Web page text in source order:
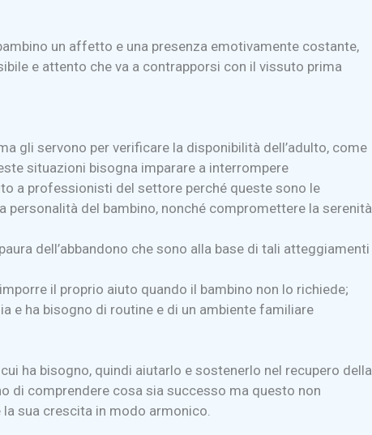
un affetto e una presenza emotivamente costante,
e attento che va a contrapporsi con il vissuto prima
gli servono per verificare la disponibilità dell’adulto, come
situazioni bisogna imparare a interrompere
a professionisti del settore perché queste sono le
del bambino, nonché compromettere la serenità
dell’abbandono che sono alla base di tali atteggiamenti
il proprio aiuto quando il bambino non lo richiede;
e ha bisogno di routine e di un ambiente familiare
ha bisogno, quindi aiutarlo e sostenerlo nel recupero della
di comprendere cosa sia successo ma questo non
sua crescita in modo armonico.